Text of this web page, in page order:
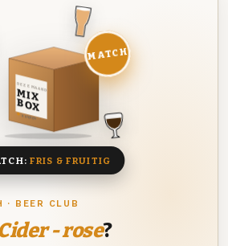
· BEER CLUB
- rose?
DEZE MAAND
MIX
BOX
8 BIEREN
MATCH
FRIS & FRUITIG